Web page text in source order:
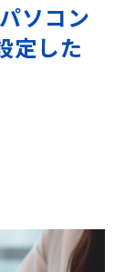
ソコン
定した